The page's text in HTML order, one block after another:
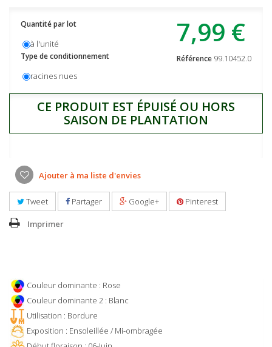
7,99 €
Référence 99.10452.0
Quantité par lot
à l'unité
Type de conditionnement
racines nues
CE PRODUIT EST ÉPUISÉ OU HORS
SAISON DE PLANTATION
Ajouter à ma liste d'envies
Tweet Partager Google+ Pinterest
Imprimer
Couleur dominante : Rose
Couleur dominante 2 : Blanc
Utilisation : Bordure
Exposition : Ensoleillée / Mi-ombragée